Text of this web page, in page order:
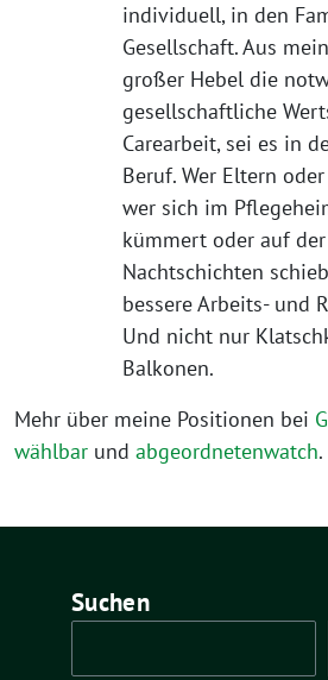
individuell, in den
Gesellschaft. Aus
großer Hebel die
gesellschaftliche
Carearbeit, sei es in
Beruf. Wer Eltern
wer sich im
kümmert oder auf
Nachtschichten
bessere Arbeits- und
Und nicht nur
Balkonen.
Mehr über meine Positionen bei
wählbar und abgeordnetenwatch.
Suchen